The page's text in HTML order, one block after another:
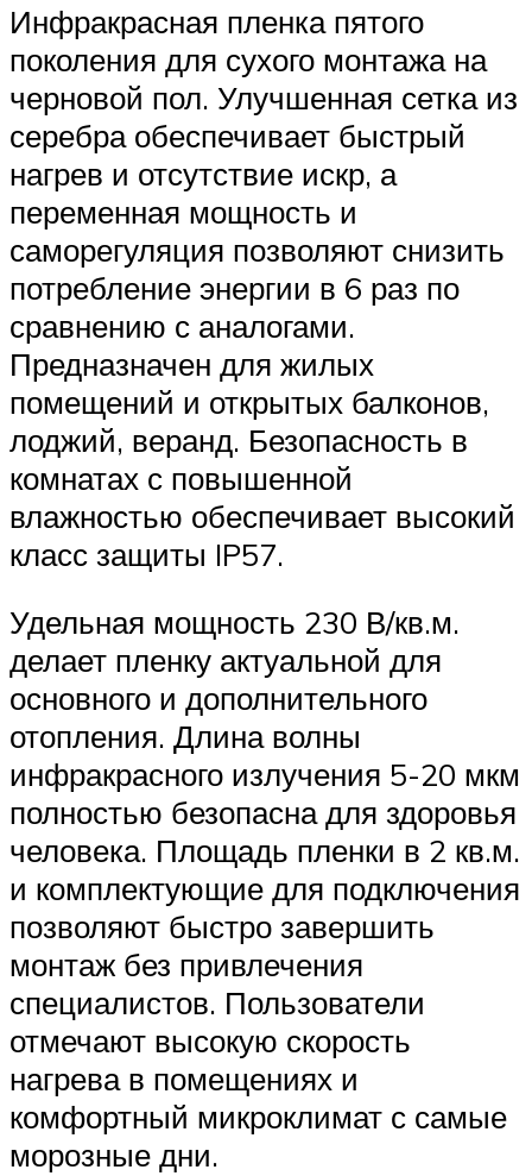
Инфракрасная пленка пятого
поколения для сухого монтажа на
черновой пол. Улучшенная сетка из
серебра обеспечивает быстрый
нагрев и отсутствие искр, а
переменная мощность и
саморегуляция позволяют снизить
потребление энергии в 6 раз по
сравнению с аналогами.
Предназначен для жилых
помещений и открытых балконов,
лоджий, веранд. Безопасность в
комнатах с повышенной
влажностью обеспечивает высокий
класс защиты IP57.
Удельная мощность 230 В/кв.м.
делает пленку актуальной для
основного и дополнительного
отопления. Длина волны
инфракрасного излучения 5-20 мкм
полностью безопасна для здоровья
человека. Площадь пленки в 2 кв.м.
и комплектующие для подключения
позволяют быстро завершить
монтаж без привлечения
специалистов. Пользователи
отмечают высокую скорость
нагрева в помещениях и
комфортный микроклимат с самые
морозные дни.